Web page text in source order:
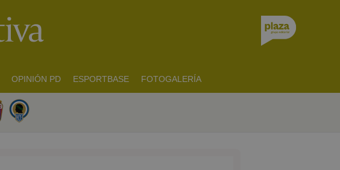
OPINIÓN PD ESPORTBASE FOTOGALERÍA